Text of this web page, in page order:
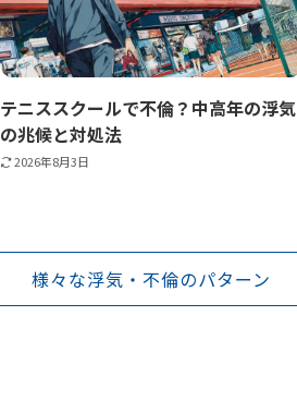
テニススクールで不倫？中高年の浮気
の兆候と対処法
2026年8月3日
様々な浮気・不倫のパターン